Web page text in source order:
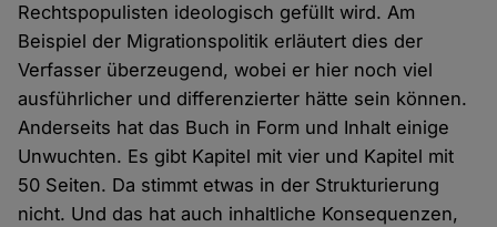
Rechtspopulisten ideologisch gefüllt wird. Am
Beispiel der Migrationspolitik erläutert dies der
Verfasser überzeugend, wobei er hier noch viel
ausführlicher und differenzierter hätte sein können.
Anderseits hat das Buch in Form und Inhalt einige
Unwuchten. Es gibt Kapitel mit vier und Kapitel mit
50 Seiten. Da stimmt etwas in der Strukturierung
nicht. Und das hat auch inhaltliche Konsequenzen,